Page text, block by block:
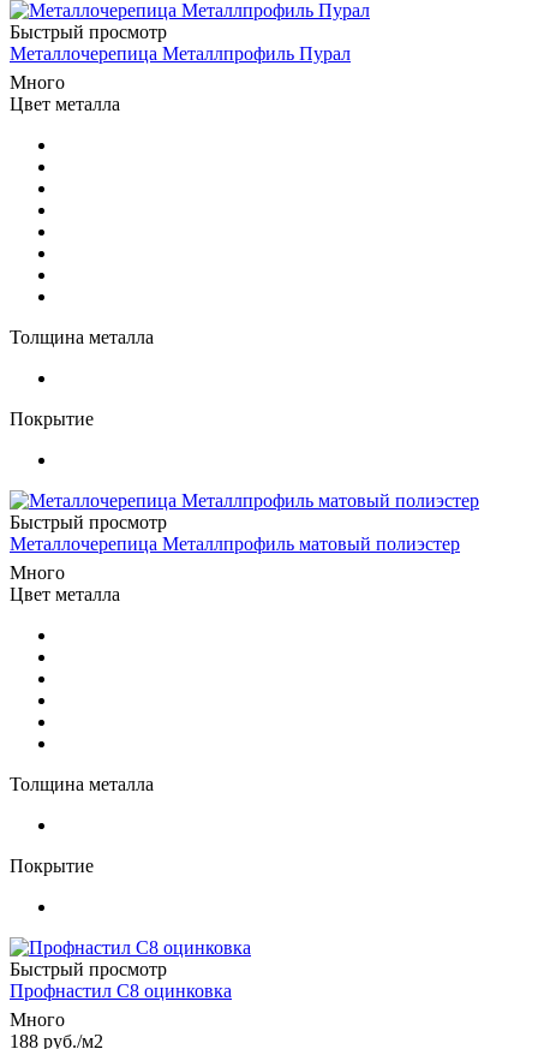
Быстрый просмотр
Металлочерепица Металлпрофиль Пурал
Много
Цвет металла
Толщина металла
Покрытие
Быстрый просмотр
Металлочерепица Металлпрофиль матовый полиэстер
Много
Цвет металла
Толщина металла
Покрытие
Быстрый просмотр
Профнастил С8 оцинковка
Много
188 руб./м2